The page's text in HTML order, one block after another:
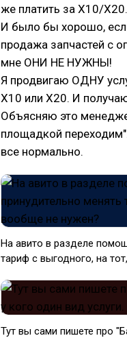
же платить за Х10/
И было бы хорошо,
продажа запчастей с
мне ОНИ НЕ НУЖНЫ!
Я продвигаю ОДНУ
Х10 или Х20. И
Объясняю это
площадкой
все нормально.
На авито в разделе
тариф с выгодного, на
Тут вы сами пишете про